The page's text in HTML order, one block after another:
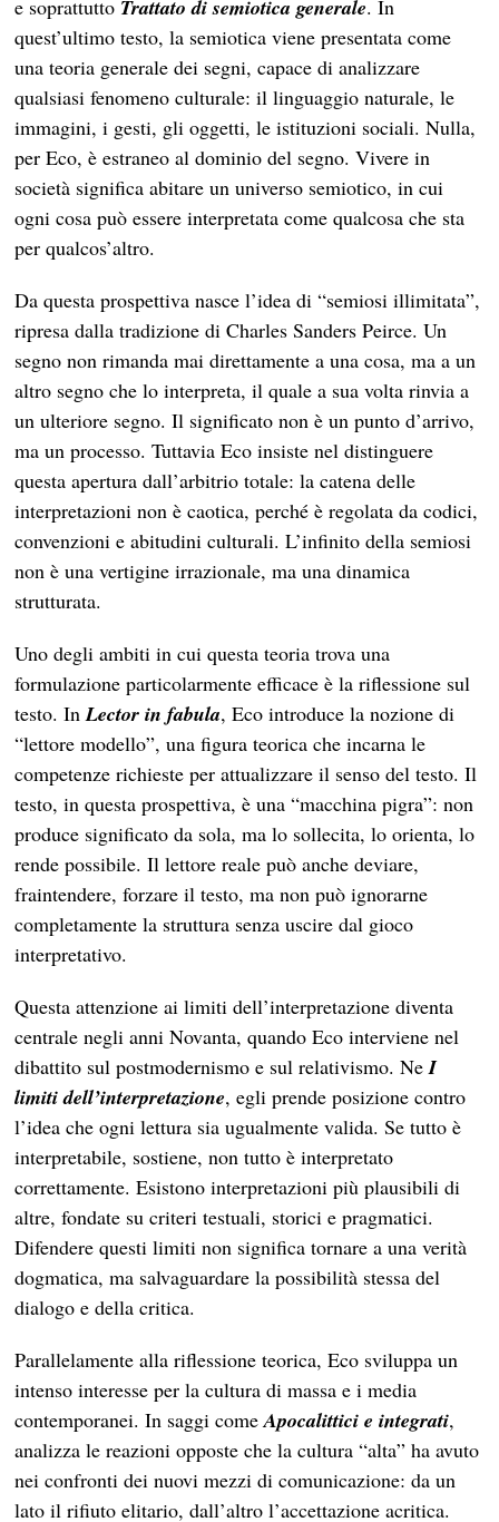
e soprattutto Trattato di semiotica generale. In
quest’ultimo testo, la semiotica viene presentata come
una teoria generale dei segni, capace di analizzare
qualsiasi fenomeno culturale: il linguaggio naturale, le
immagini, i gesti, gli oggetti, le istituzioni sociali. Nulla,
per Eco, è estraneo al dominio del segno. Vivere in
società significa abitare un universo semiotico, in cui
ogni cosa può essere interpretata come qualcosa che sta
per qualcos’altro.
Da questa prospettiva nasce l’idea di “semiosi illimitata”,
ripresa dalla tradizione di Charles Sanders Peirce. Un
segno non rimanda mai direttamente a una cosa, ma a un
altro segno che lo interpreta, il quale a sua volta rinvia a
un ulteriore segno. Il significato non è un punto d’arrivo,
ma un processo. Tuttavia Eco insiste nel distinguere
questa apertura dall’arbitrio totale: la catena delle
interpretazioni non è caotica, perché è regolata da codici,
convenzioni e abitudini culturali. L’infinito della semiosi
non è una vertigine irrazionale, ma una dinamica
strutturata.
Uno degli ambiti in cui questa teoria trova una
formulazione particolarmente efficace è la riflessione sul
testo. InLector in fabula, Eco introduce la nozione di
“lettore modello”, una figura teorica che incarna le
competenze richieste per attualizzare il senso del testo. Il
testo, in questa prospettiva, è una “macchina pigra”: non
produce significato da sola, ma lo sollecita, lo orienta, lo
rende possibile. Il lettore reale può anche deviare,
fraintendere, forzare il testo, ma non può ignorarne
completamente la struttura senza uscire dal gioco
interpretativo.
Questa attenzione ai limiti dell’interpretazione diventa
centrale negli anni Novanta, quando Eco interviene nel
dibattito sul postmodernismo e sul relativismo. NeI
limiti dell’interpretazione, egli prende posizione contro
l’idea che ogni lettura sia ugualmente valida. Se tutto è
interpretabile, sostiene, non tutto è interpretato
correttamente. Esistono interpretazioni più plausibili di
altre, fondate su criteri testuali, storici e pragmatici.
Difendere questi limiti non significa tornare a una verità
dogmatica, ma salvaguardare la possibilità stessa del
dialogo e della critica.
Parallelamente alla riflessione teorica, Eco sviluppa un
intenso interesse per la cultura di massa e i media
contemporanei. In saggi comeApocalittici e integrati,
analizza le reazioni opposte che la cultura “alta” ha avuto
nei confronti dei nuovi mezzi di comunicazione: da un
lato il rifiuto elitario, dall’altro l’accettazione acritica.